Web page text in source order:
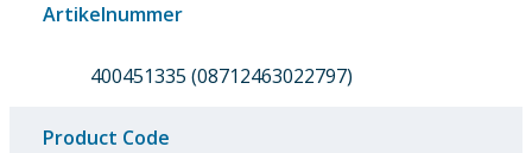
Artikelnummer
400451335 (08712463022797)
Product Code